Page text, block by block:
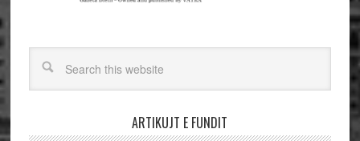
ARTIKUJT E FUNDIT